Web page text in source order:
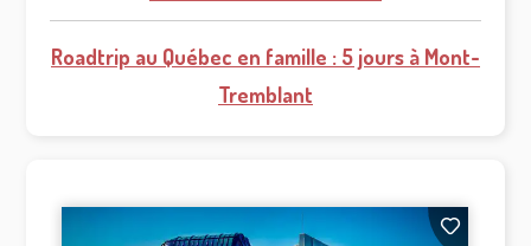
Roadtrip au Québec en famille : 5 jours à Mont-
Tremblant